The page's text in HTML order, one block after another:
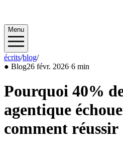
Menu
écrits/blog/2026/02
● Blog26 févr. 2026·6 min
Pourquoi 40%
agentique
comment réussir